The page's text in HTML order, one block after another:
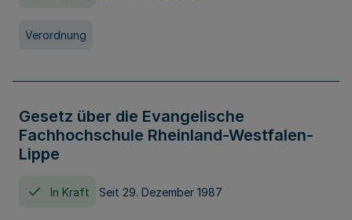
Verordnung
Gesetz über die Evangelische
Fachhochschule Rheinland-Westfalen-
Lippe
In Kraft Seit 29. Dezember 1987